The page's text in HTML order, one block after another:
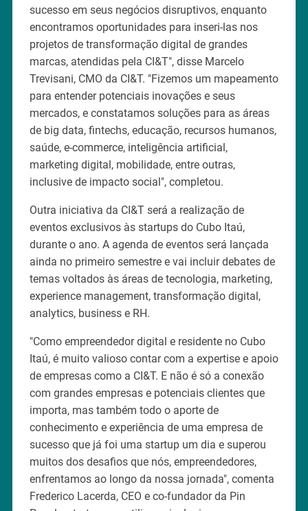
sucesso em seus negócios disruptivos, enquanto
encontramos oportunidades para inseri-las nos
projetos de transformação digital de grandes
marcas, atendidas pela CI&T", disse Marcelo
Trevisani, CMO da CI&T. "Fizemos um mapeamento
para entender potenciais inovações e seus
mercados, e constatamos soluções para as áreas
de big data, fintechs, educação, recursos humanos,
saúde, e-commerce, inteligência artificial,
marketing digital, mobilidade, entre outras,
inclusive de impacto social", completou.
Outra iniciativa da CI&T será a realização de
eventos exclusivos às startups do Cubo Itaú,
durante o ano. A agenda de eventos será lançada
ainda no primeiro semestre e vai incluir debates de
temas voltados às áreas de tecnologia, marketing,
experience management, transformação digital,
analytics, business e RH.
"Como empreendedor digital e residente no Cubo
Itaú, é muito valioso contar com a expertise e apoio
de empresas como a CI&T. E não é só a conexão
com grandes empresas e potenciais clientes que
importa, mas também todo o aporte de
conhecimento e experiência de uma empresa de
sucesso que já foi uma startup um dia e superou
muitos dos desafios que nós, empreendedores,
enfrentamos ao longo da nossa jornada", comenta
Frederico Lacerda, CEO e co-fundador da Pin